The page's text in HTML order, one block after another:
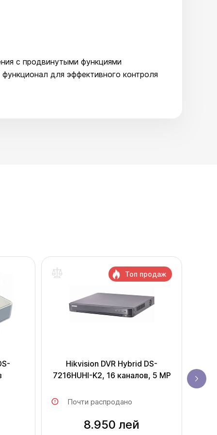
с продвинутыми функциями
для эффективного контроля
Hikvision DVR Hybrid DS-
7216HUHI-K2, 16 каналов, 5 MP
Почти распродано
8.950 лей
Топ продаж